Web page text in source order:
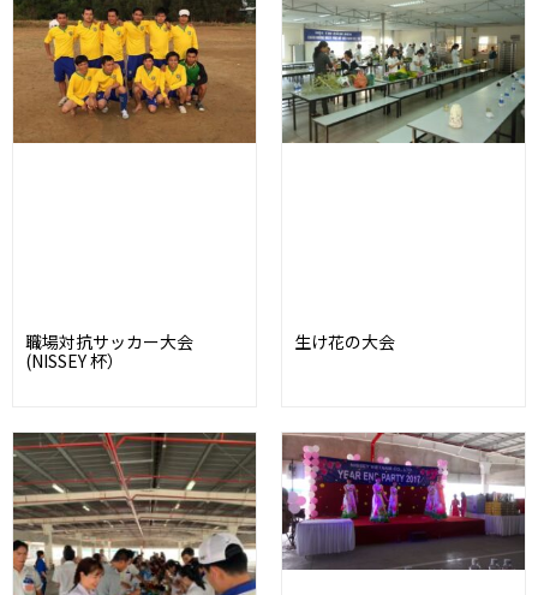
職場対抗サッカー大会
(NISSEY 杯）
生け花の大会